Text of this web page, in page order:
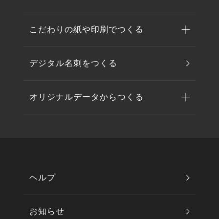
こだわりの紙や印刷でつくる
デジタル名刺をつくる
オリジナルデータからつくる
ヘルプ
お知らせ